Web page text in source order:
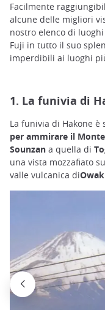
Facilmente
alcune delle migliori
nostro elenco di
Fuji in tutto il suo
imperdibili ai luoghi
1. La funivia di
La funivia di Hakone
per ammirare il
Sounzan a quella di
una vista mozzafiato
valle vulcanica di